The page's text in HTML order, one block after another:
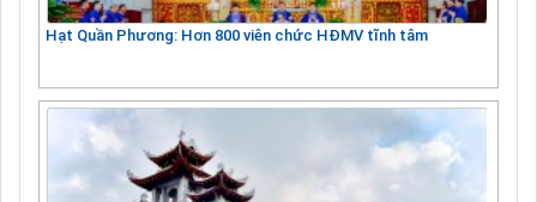
Hạt Quần Phương: Hơn 800 viên chức HĐMV tĩnh tâm